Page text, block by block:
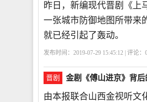
昨日，新编现代晋剧《上
一张城市防御地图所带来
就已经引起了轰动。
发布时间：2019-07-29 15:45:12 | 评论：
晋剧 金剧《傅山进京》背后
由本报联合山西金视听文